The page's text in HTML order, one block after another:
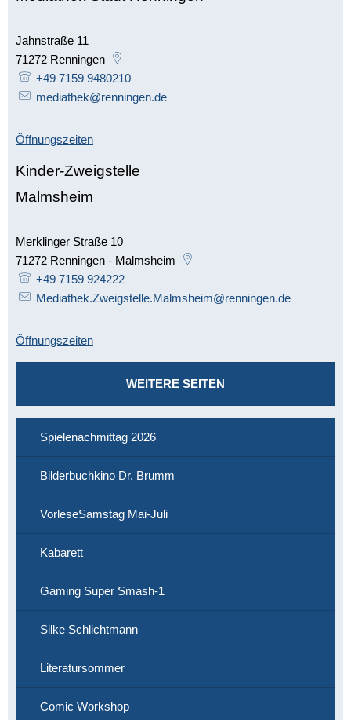
Jahnstraße 11
71272 Renningen
+49 7159 9480210
mediathek@renningen.de
Öffnungszeiten
Kinder-Zweigstelle
Malmsheim
Merklinger Straße 10
71272 Renningen - Malmsheim
+49 7159 924222
Mediathek.Zweigstelle.Malmsheim@renningen.de
Öffnungszeiten
WEITERE SEITEN
Spielenachmittag 2026
Bilderbuchkino Dr. Brumm
VorleseSamstag Mai-Juli
Kabarett
Gaming Super Smash-1
Silke Schlichtmann
Literatursommer
Comic Workshop